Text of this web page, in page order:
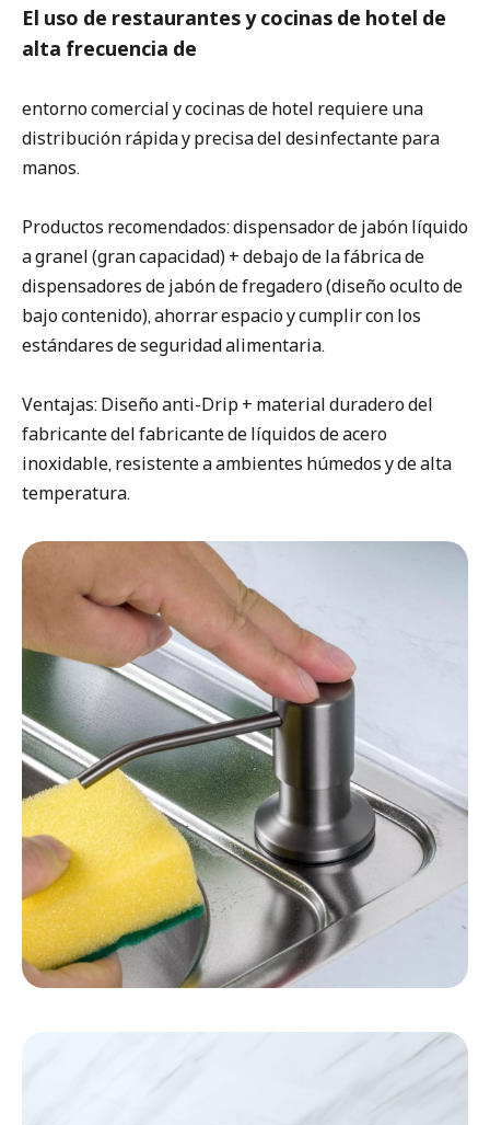
El uso de restaurantes y cocinas de hotel de
alta frecuencia de
entorno comercial y cocinas de hotel requiere una
distribución rápida y precisa del desinfectante para
manos.
Productos recomendados: dispensador de jabón líquido
a granel (gran capacidad) + debajo de la fábrica de
dispensadores de jabón de fregadero (diseño oculto de
bajo contenido), ahorrar espacio y cumplir con los
estándares de seguridad alimentaria.
Ventajas: Diseño anti-Drip + material duradero del
fabricante del fabricante de líquidos de acero
inoxidable, resistente a ambientes húmedos y de alta
temperatura.